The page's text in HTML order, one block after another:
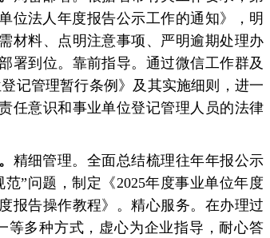
位法人年度报告公示工作的通知》，明
材料、点明注意事项、严明逾期处理办
署到位。靠前指导。通过微信工作群及
记管理暂行条例》及其实施细则，进一
任意识和事业单位登记管理人员的法律
精细管理。全面总结梳理往年年报公示
”问题，制定《2025年度事业单位年度
报告操作教程》。精心服务。在办理过
等多种方式，虚心为企业指导，耐心答